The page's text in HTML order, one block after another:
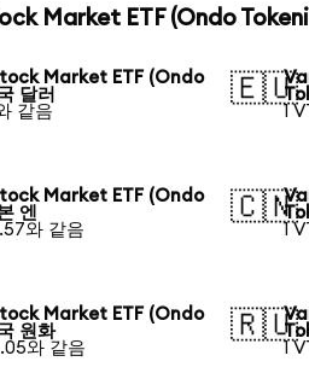
Market ETF (Ondo
Market ETF (Ondo
달러
같음
🇪🇺
1
Market ETF (Ondo
엔
와 같음
🇨🇳
1
Market ETF (Ondo
원화
와 같음
🇷🇺
1